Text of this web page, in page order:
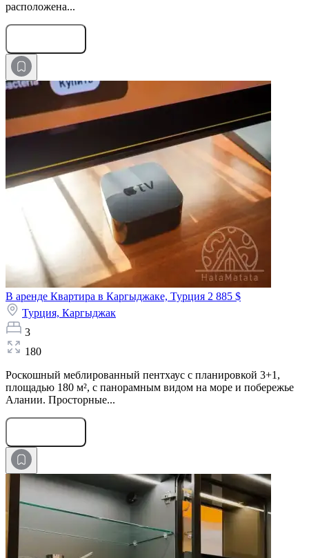
расположена...
В аренде Квартира в Каргыджаке, Турция 2 885 $
Турция, Каргыджак
3
180
Роскошный меблированный пентхаус с планировкой 3+1,
площадью 180 м², с панорамным видом на море и побережье
Алании. Просторные...